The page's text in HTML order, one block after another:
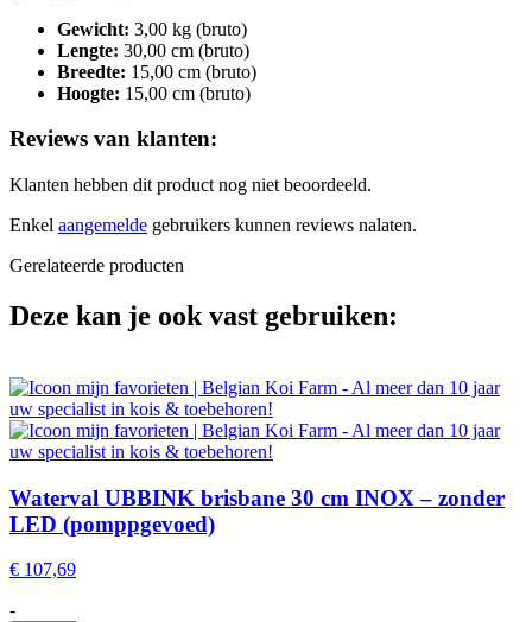
Gewicht: 3,00 kg (bruto)
Lengte: 30,00 cm (bruto)
Breedte: 15,00 cm (bruto)
Hoogte: 15,00 cm (bruto)
Reviews van klanten:
Klanten hebben dit product nog niet beoordeeld.
Enkel aangemelde gebruikers kunnen reviews nalaten.
Gerelateerde producten
Deze kan je ook vast gebruiken:
Waterval UBBINK brisbane 30 cm INOX – zonder
LED (pomppgevoed)
€ 107,69
-